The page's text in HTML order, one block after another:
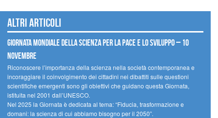
Altri articoli
Giornata mondiale della scienza per la pace e lo sviluppo – 10
novembre
Riconoscere l’importanza della scienza nella società contemporanea e
incoraggiare il coinvolgimento dei cittadini nei dibattiti sulle questioni
scientifiche emergenti sono gli obiettivi che guidano questa Giornata,
istituita nel 2001 dall’UNESCO.
Nel 2025 la Giornata è dedicata al tema: “Fiducia, trasformazione e
domani: la scienza di cui abbiamo bisogno per il 2050”.